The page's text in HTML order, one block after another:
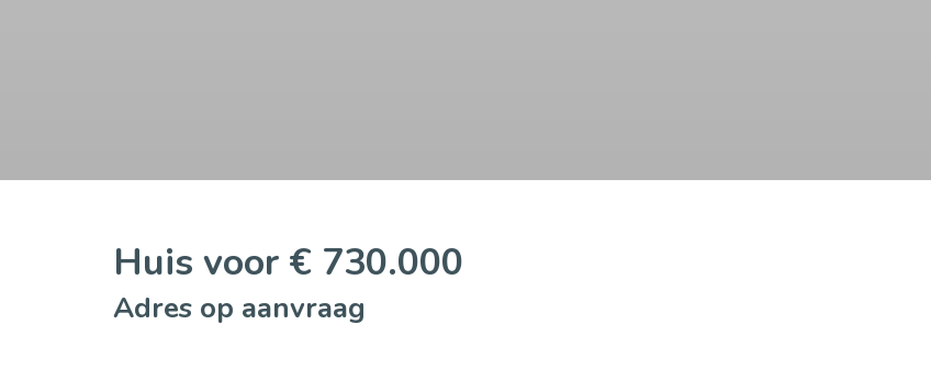
Huis voor € 730.000
Adres op aanvraag